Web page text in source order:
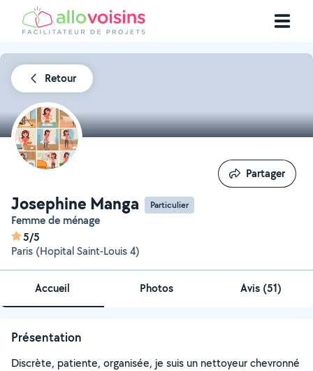
Retour
Josephine Manga Particulier
Femme de ménage
5/5
Paris (Hopital Saint-Louis 4)
Partager
Partager
Accueil Photos Avis (51)
Présentation
Discrète, patiente, organisée, je suis un nettoyeur chevronné